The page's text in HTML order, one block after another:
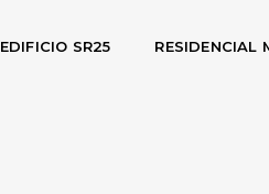
EDIFICIO SR25 RESIDENCIAL